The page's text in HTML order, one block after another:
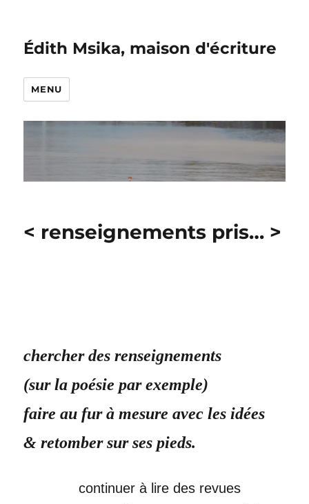
Édith Msika, maison d'écriture
MENU
< renseignements pris… >
chercher des renseignements
(sur la poésie par exemple)
faire au fur à mesure avec les idées
& retomber sur ses pieds.
continuer à lire des revues